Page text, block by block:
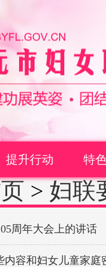
提升行动 特
> 妇联
周年大会上的讲话
内容和妇女儿童家